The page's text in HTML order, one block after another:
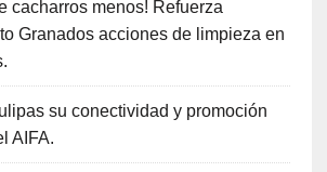
cacharros menos! Refuerza
Granados acciones de limpieza en
su conectividad y promoción
AIFA.